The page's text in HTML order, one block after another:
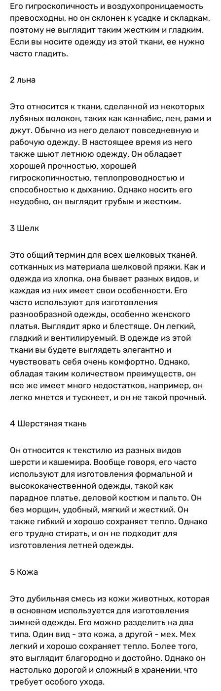
Его гигроскопичность и воздухопроницаемость
превосходны, но он склонен к усадке и складкам,
поэтому не выглядит таким жестким и гладким.
Если вы носите одежду из этой ткани, ее нужно
часто гладить.
2 льна
Это относится к ткани, сделанной из некоторых
лубяных волокон, таких как каннабис, лен, рами и
джут. Обычно из него делают повседневную и
рабочую одежду. В настоящее время из него
также шьют летнюю одежду. Он обладает
хорошей прочностью, хорошей
гигроскопичностью, теплопроводностью и
способностью к дыханию. Однако носить его
неудобно, он выглядит грубым и жестким.
3 Шелк
Это общий термин для всех шелковых тканей,
сотканных из материала шелковой пряжи. Как и
одежда из хлопка, она бывает разных видов, и
каждая из них имеет свои особенности. Его
часто используют для изготовления
разнообразной одежды, особенно женского
платья. Выглядит ярко и блестяще. Он легкий,
гладкий и вентилируемый. В одежде из этой
ткани вы будете выглядеть элегантно и
чувствовать себя очень комфортно. Однако,
обладая таким количеством преимуществ, он
все же имеет много недостатков, например, он
легко мнется и тускнеет, и он не такой прочный.
4 Шерстяная ткань
Он относится к текстилю из разных видов
шерсти и кашемира. Вообще говоря, его часто
используют для изготовления формальной и
высококачественной одежды, такой как
парадное платье, деловой костюм и пальто. Он
без морщин, удобный, мягкий и жесткий. Он
также гибкий и хорошо сохраняет тепло. Однако
его трудно стирать, и он не подходит для
изготовления летней одежды.
5 Кожа
Это дубильная смесь из кожи животных, которая
в основном используется для изготовления
зимней одежды. Его можно разделить на два
типа. Один вид - это кожа, а другой - мех. Мех
легкий и хорошо сохраняет тепло. Более того,
это выглядит благородно и достойно. Однако он
настолько дорогой и сложный в хранении, что
требует особого ухода.